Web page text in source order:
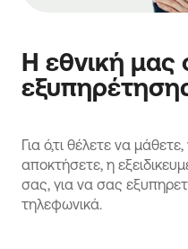
Η εθνική μας
Για ό,τι θέλετε να
αποκτήσετε, η
σας, για να σας
τηλεφωνικά.